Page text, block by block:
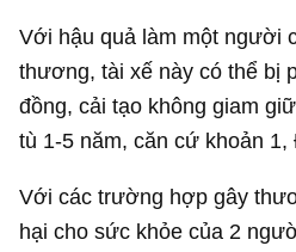
Với hậu quả làm một người
thương, tài xế này có thể bị
đồng, cải tạo không giam
tù 1-5 năm, căn cứ khoản
Với các trường hợp gây
hại cho sức khỏe của 2